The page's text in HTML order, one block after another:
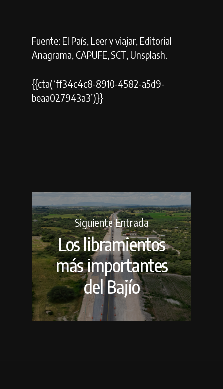
Fuente: El País, Leer y viajar, Editorial
Anagrama, CAPUFE, SCT, Unsplash.
{{cta(‘ff34c4c8-8910-4582-a5d9-
beaa027943a3’)}}
Siguiente Entrada
Los libramientos
más importantes
del Bajío